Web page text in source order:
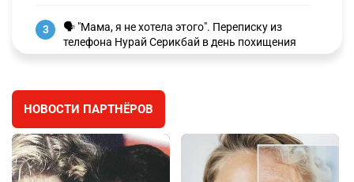
3
🗣 "Мама, я не хотела этого". Переписку из
телефона Нурай Серикбай в день похищения
зачитали в суде
⚠️ Доброе утро, друзья! Предлагаем обзор
главных новостей за 4 августа
2707 0 1
НОВОСТИ ПАРТНЁРОВ